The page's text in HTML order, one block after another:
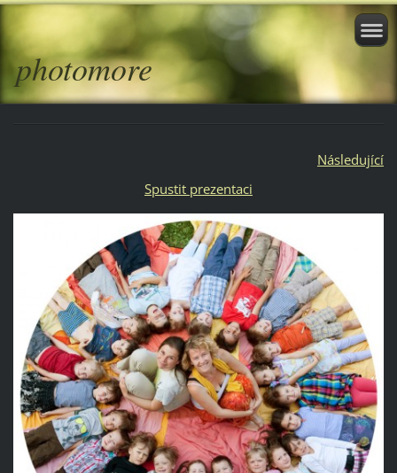
photomore
Následující
Spustit prezentaci